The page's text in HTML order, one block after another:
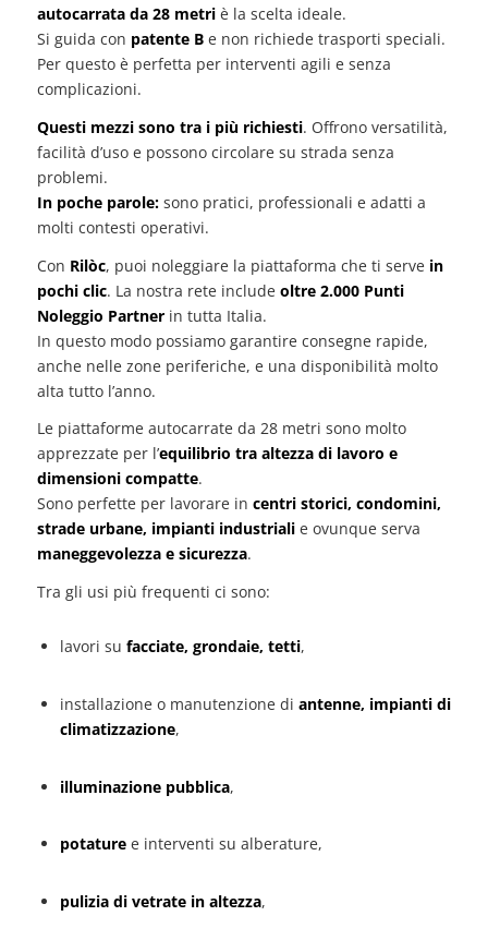
autocarrata da 28 metriè la scelta ideale.
Si guida con patente Be non richiede trasporti speciali.
Per questo è perfetta per interventi agili e senza
complicazioni.
Questi mezzi sono tra i più richiesti. Offrono versatilità,
facilità d’uso e possono circolare su strada senza
problemi.
In poche parole:sono pratici, professionali e adatti a
molti contesti operativi.
Con Rilòc, puoi noleggiare la piattaforma che ti serve in
pochi clic. La nostra rete include oltre 2.000 Punti
Noleggio Partnerin tutta Italia.
In questo modo possiamo garantire consegne rapide,
anche nelle zone periferiche, e una disponibilità molto
alta tutto l’anno.
Le piattaforme autocarrate da 28 metri sono molto
apprezzate per l’equilibrio tra altezza di lavoro e
dimensioni compatte.
Sono perfette per lavorare in centri storici, condomini,
strade urbane, impianti industrialie ovunque serva
maneggevolezza e sicurezza.
Tra gli usi più frequenti ci sono:
lavori su facciate, grondaie, tetti,
installazione o manutenzione di antenne, impianti di
climatizzazione,
illuminazione pubblica,
potaturee interventi su alberature,
pulizia di vetrate in altezza,